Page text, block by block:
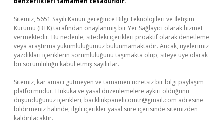
Sitemiz, 5651 Sayılı Kanun gereğince Bilgi Teknolojileri ve İletişim
Kurumu (BTK) tarafından onaylanmış bir Yer Sağlayıcı olarak hizmet
vermektedir. Bu nedenle, sitedeki içerikleri proaktif olarak denetleme
veya araştırma yükümlülüğümüz bulunmamaktadır. Ancak, üyelerimiz
yazdıkları içeriklerin sorumluluğunu taşımakta olup, siteye üye olarak
bu sorumluluğu kabul etmiş sayılırlar.
Sitemiz, kar amacı gütmeyen ve tamamen ücretsiz bir bilgi paylaşım
platformudur. Hukuka ve yasal düzenlemelere aykırı olduğunu
düşündüğünüz içerikleri, backlinkpanelicomtr@gmail.com adresine
bildirmeniz halinde, ilgili içerikler yasal süre içerisinde sitemizden
kaldırılacaktır.